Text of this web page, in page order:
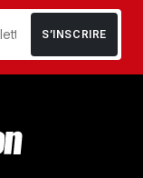
S’INSCRIRE